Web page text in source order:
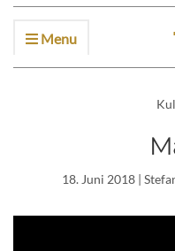
Menu
18. Juni 2018|